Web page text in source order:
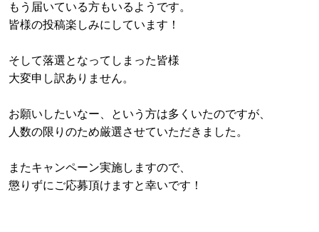
もう届いている方もいるようです。
皆様の投稿楽しみにしています！
そして落選となってしまった皆様
大変申し訳ありません。
お願いしたいなー、という方は多くいたのですが、
人数の限りのため厳選させていただきました。
またキャンペーン実施しますので、
懲りずにご応募頂けますと幸いです！